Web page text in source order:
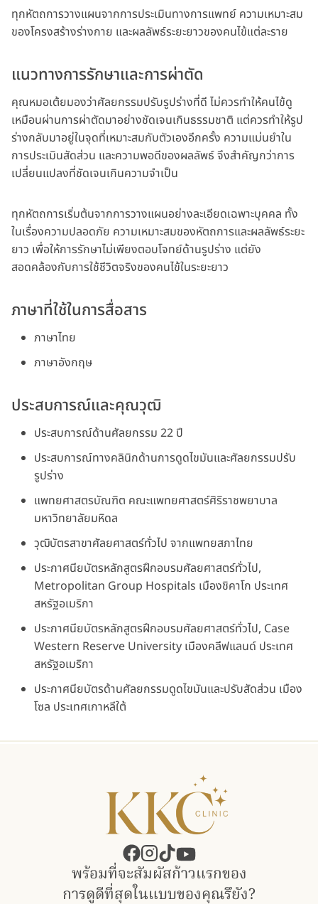
ทุกหัตถการวางแผนจากการประเมินทางการแพทย์ ความเหมาะสม
ของโครงสร้างร่างกาย และผลลัพธ์ระยะยาวของคนไข้แต่ละราย
แนวทางการรักษาและการผ่าตัด
คุณหมอเต้ยมองว่าศัลยกรรมปรับรูปร่างที่ดี ไม่ควรทำให้คนไข้ดู
เหมือนผ่านการผ่าตัดมาอย่างชัดเจนเกินธรรมชาติ แต่ควรทำให้รูป
ร่างกลับมาอยู่ในจุดที่เหมาะสมกับตัวเองอีกครั้ง ความแม่นยำใน
การประเมินสัดส่วน และความพอดีของผลลัพธ์ จึงสำคัญกว่าการ
เปลี่ยนแปลงที่ชัดเจนเกินความจำเป็น
ทุกหัตถการเริ่มต้นจากการวางแผนอย่างละเอียดเฉพาะบุคคล ทั้ง
ในเรื่องความปลอดภัย ความเหมาะสมของหัตถการและผลลัพธ์ระยะ
ยาว เพื่อให้การรักษาไม่เพียงตอบโจทย์ด้านรูปร่าง แต่ยัง
สอดคล้องกับการใช้ชีวิตจริงของคนไข้ในระยะยาว
ภาษาที่ใช้ในการสื่อสาร
ภาษาไทย
ภาษาอังกฤษ
ประสบการณ์และคุณวุฒิ
ประสบการณ์ด้านศัลยกรรม 22 ปี
ประสบการณ์ทางคลินิกด้านการดูดไขมันและศัลยกรรมปรับ
รูปร่าง
แพทยศาสตรบัณฑิต คณะแพทยศาสตร์ศิริราชพยาบาล
มหาวิทยาลัยมหิดล
วุฒิบัตรสาขาศัลยศาสตร์ทั่วไป จากแพทยสภาไทย
ประกาศนียบัตรหลักสูตรฝึกอบรมศัลยศาสตร์ทั่วไป,
Metropolitan Group Hospitals เมืองชิคาโก ประเทศ
สหรัฐอเมริกา
ประกาศนียบัตรหลักสูตรฝึกอบรมศัลยศาสตร์ทั่วไป, Case
Western Reserve University เมืองคลีฟแลนด์ ประเทศ
สหรัฐอเมริกา
ประกาศนียบัตรด้านศัลยกรรมดูดไขมันและปรับสัดส่วน เมือง
โซล ประเทศเกาหลีใต้
พร้อมที่จะสัมผัสก้าวแรกของ​
การดูดีที่สุดในแบบของคุณรึยัง?